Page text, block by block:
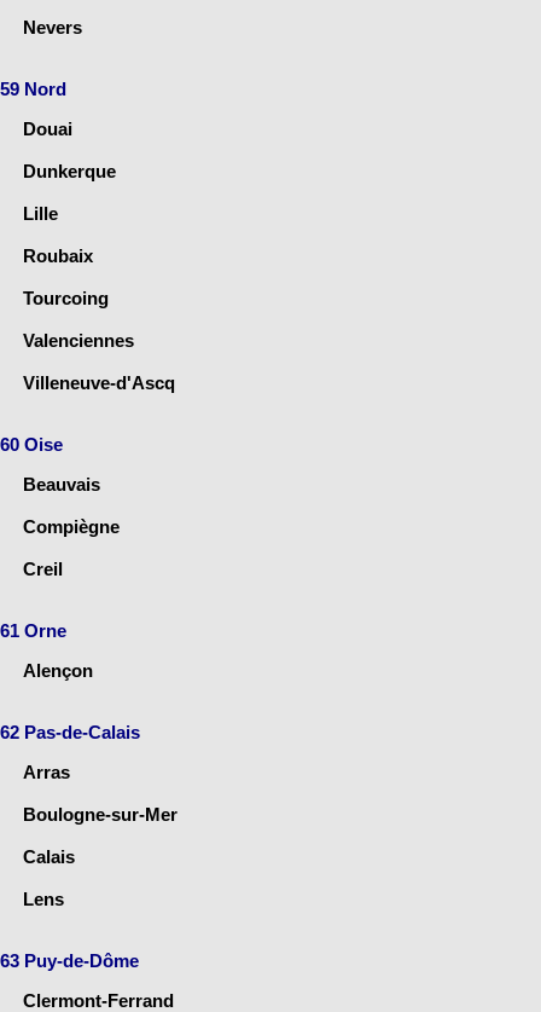
Nevers
59 Nord
Douai
Dunkerque
Lille
Roubaix
Tourcoing
Valenciennes
Villeneuve-d'Ascq
60 Oise
Beauvais
Compiègne
Creil
61 Orne
Alençon
62 Pas-de-Calais
Arras
Boulogne-sur-Mer
Calais
Lens
63 Puy-de-Dôme
Clermont-Ferrand